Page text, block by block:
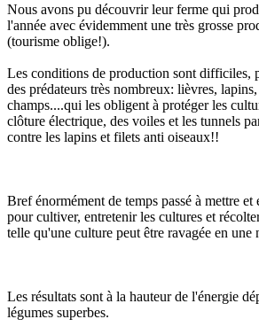
Nous avons pu découvrir leur ferme qui
l'année avec évidemment une très grosse
(tourisme oblige!).
Les conditions de production sont difficiles,
des prédateurs très nombreux: lièvres,
champs....qui les obligent à protéger les
clôture électrique, des voiles et les tunnels
contre les lapins et filets anti oiseaux!!
Bref énormément de temps passé à mettre
pour cultiver, entretenir les cultures et
telle qu'une culture peut être ravagée en une
Les résultats sont à la hauteur de l'énergie
légumes superbes.